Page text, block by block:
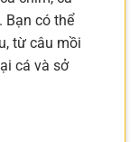
Bạn có thể
từ câu mồi
cá và sở